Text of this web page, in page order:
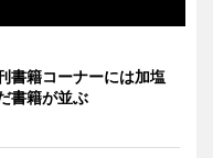
書籍コーナーには加塩
書籍が並ぶ